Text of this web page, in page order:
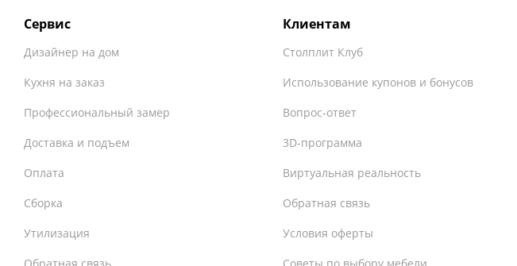
Сервис
Дизайнер на дом
Кухня на заказ
Профессиональный замер
Доставка и подъем
Оплата
Сборка
Утилизация
Клиентам
Столплит Клуб
Использование купонов и бонусов
Вопрос-ответ
3D-программа
Виртуальная реальность
Обратная связь
Условия оферты